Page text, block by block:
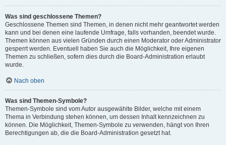
Was sind geschlossene Themen?
Geschlossene Themen sind Themen, in denen nicht mehr geantwortet werden
kann und bei denen eine laufende Umfrage, falls vorhanden, beendet wurde.
Themen können aus vielen Gründen durch einen Moderator oder Administrator
gesperrt werden. Eventuell haben Sie auch die Möglichkeit, Ihre eigenen
Themen zu schließen, sofern dies durch die Board-Administration erlaubt
wurde.
Nach oben
Was sind Themen-Symbole?
Themen-Symbole sind vom Autor ausgewählte Bilder, welche mit einem
Thema in Verbindung stehen können, um dessen Inhalt kennzeichnen zu
können. Die Möglichkeit, Themen-Symbole zu verwenden, hängt von Ihren
Berechtigungen ab, die die Board-Administration gesetzt hat.